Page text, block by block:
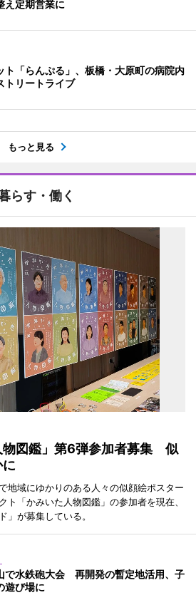
定期営業に
ト「らんぷる」、板橋・大原町の病院内
トリートライブ
もっと見る
らす・働く
物図鑑」第6弾参加者募集 似
地域にゆかりのある人々の似顔絵ポスター
ト「かみいた人物図鑑」の参加者を現在、
」が募集している。
で水鉄砲大会 再開発の暫定地活用、子
遊び場に